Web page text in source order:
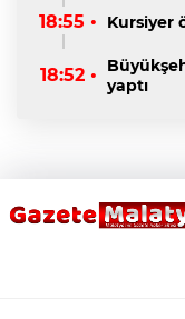
18:55 • Kursiyer
18:52 • yaptı